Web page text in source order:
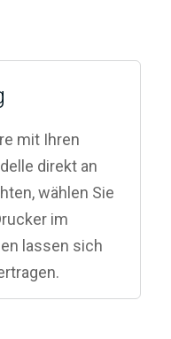
mit Ihren
direkt an
wählen Sie
im
lassen sich